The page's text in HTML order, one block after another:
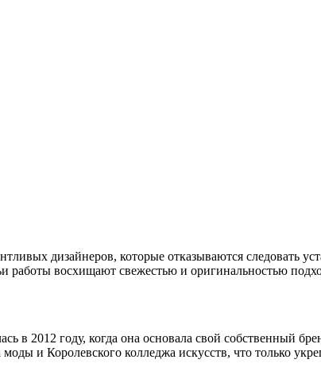
дизайнеров, которые отказываются следовать
восхищают свежестью и оригинальностью
в 2012 году, когда она основала свой собственный
и Королевского колледжа искусств, что только